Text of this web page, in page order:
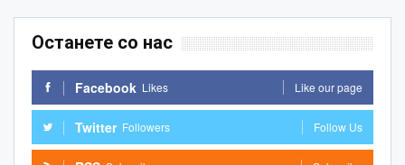
Останете со нас
Facebook Likes Like our page
Twitter Followers Follow Us